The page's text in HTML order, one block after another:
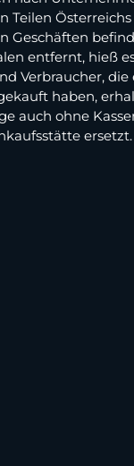
Teilen
Geschäften
entfernt, hieß
Verbraucher, die
haben,
auch ohne
ersetzt.